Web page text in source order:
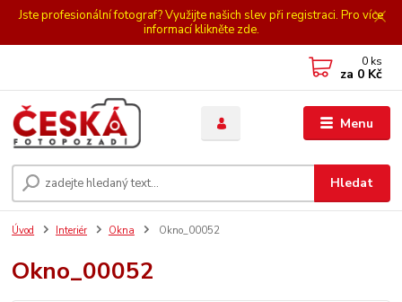
Jste profesionální fotograf? Využijte našich slev při registraci. Pro více
informací klikněte zde.
Menu
Hledat
0 ks
za 0 Kč
Úvod Interiér Okna Okno_00052
Okno_00052